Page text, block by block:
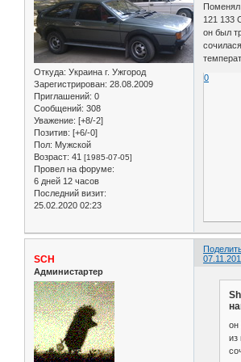
Откуда: Украина г. Ужгород
Зарегистрирован: 28.08.2009
Приглашений: 0
Сообщений: 308
Уважение: [+8/-2]
Позитив: [+6/-0]
Пол: Мужской
Возраст: 41 [1985-07-05]
Провел на форуме:
6 дней 12 часов
Последний визит:
25.02.2020 02:23
Поменял
121 133
он был
0
SCH
Администартер
он
из